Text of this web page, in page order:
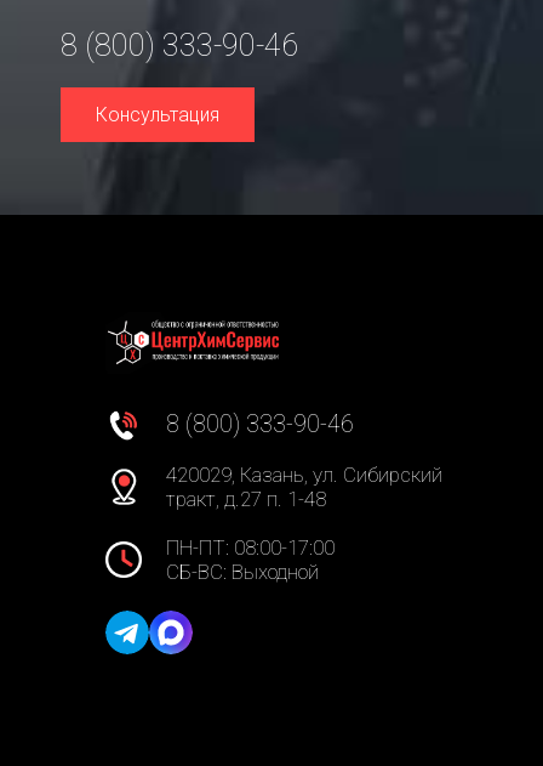
8 (800) 333-90-46
Консультация
8 (800) 333-90-46
420029, Казань, ул. Сибирский
тракт, д.27 п. 1-48
ПН-ПТ: 08:00-17:00
СБ-ВС: Выходной